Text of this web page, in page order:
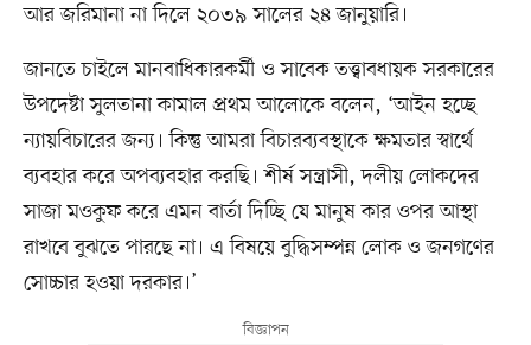
আর জরিমানা না দিলে ২০৩৯ সালের ২৪ জানুয়ারি।
জানতে চাইলে মানবাধিকারকর্মী ও সাবেক তত্ত্বাবধায়ক সরকারের
উপদেষ্টা সুলতানা কামাল প্রথম আলোকে বলেন, ‘আইন হচ্ছে
ন্যায়বিচারের জন্য। কিন্তু আমরা বিচারব্যবস্থাকে ক্ষমতার স্বার্থে
ব্যবহার করে অপব্যবহার করছি। শীর্ষ সন্ত্রাসী, দলীয় লোকদের
সাজা মওকুফ করে এমন বার্তা দিচ্ছি যে মানুষ কার ওপর আস্থা
রাখবে বুঝতে পারছে না। এ বিষয়ে বুদ্ধিসম্পন্ন লোক ও জনগণের
সোচ্চার হওয়া দরকার।’